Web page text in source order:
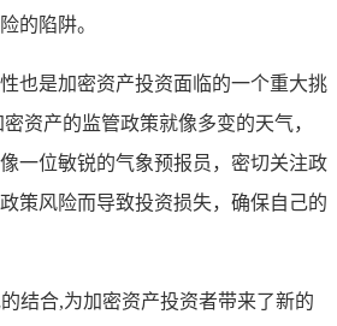
的陷阱。
也是加密资产投资面临的一个重大挑
资产的监管政策就像多变的天气，
一位敏锐的气象预报员，密切关注政
策风险而导致投资损失，确保自己的
结合,为加密资产投资者带来了新的